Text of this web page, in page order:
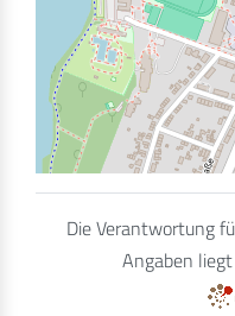
Die Verantwortung
Angaben